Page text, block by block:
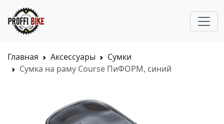
Главная Аксессуары
Сумки
Сумка на раму Course ПиФОРМ, синий